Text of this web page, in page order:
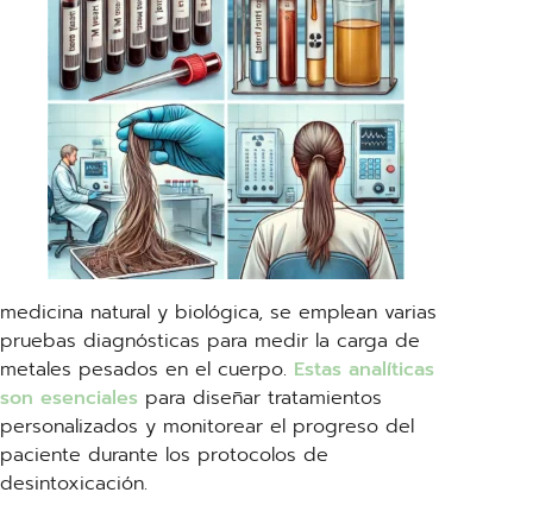
medicina natural y biológica, se emplean varias
pruebas diagnósticas para medir la carga de
metales pesados en el cuerpo. Estas analíticas
son esenciales para diseñar tratamientos
personalizados y monitorear el progreso del
paciente durante los protocolos de
desintoxicación.